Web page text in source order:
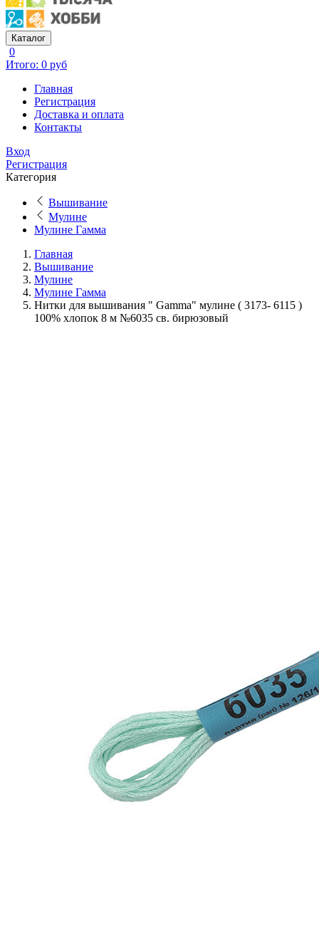
Каталог
0
Итого: 0 руб
Главная
Регистрация
Доставка и оплата
Контакты
Вход
Регистрация
Категория
Вышивание
Мулине
Мулине Гамма
Главная
Вышивание
Мулине
Мулине Гамма
Нитки для вышивания " Gamma" мулине ( 3173- 6115 )
100% хлопок 8 м №6035 св. бирюзовый